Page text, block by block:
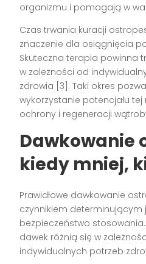
organizmu i pomagają w
Czas trwania kuracji
znaczenie dla osiągnięcia
Skuteczna terapia powinna
w zależności od
zdrowia [3]. Taki okres
wykorzystanie potencjału tej
ochrony i regeneracji
Dawkowanie
kiedy mniej,
Prawidłowe dawkowanie
czynnikiem determinującym
bezpieczeństwo
dawek różnią się w
indywidualnych potrzeb